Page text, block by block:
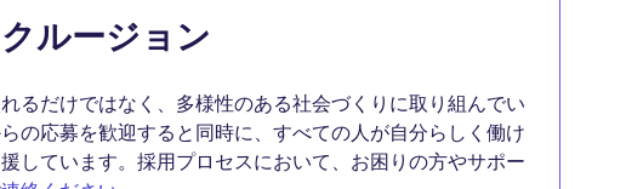
ルージョン
るだけではなく、多様性のある社会づくりに取り組んでい
の応募を歓迎すると同時に、すべての人が自分らしく働け
しています。採用プロセスにおいて、お困りの方やサポー